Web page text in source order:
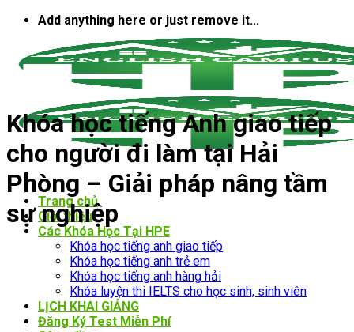
dung
Add anything here or just remove it...
Trang chủ
Giới thiệu
Các Khóa Học Tại HPE
Khóa học tiếng anh giao tiếp
Khóa học tiếng anh trẻ em
Khóa học tiếng anh hàng hải
Khóa luyện thi IELTS cho học sinh, sinh viên
LỊCH KHAI GIẢNG
Đăng Ký Test Miễn Phí
Khóa học tiếng Anh giao tiếp
cho người đi làm tại Hải
Phòng – Giải pháp nâng tầm
sự nghiệp